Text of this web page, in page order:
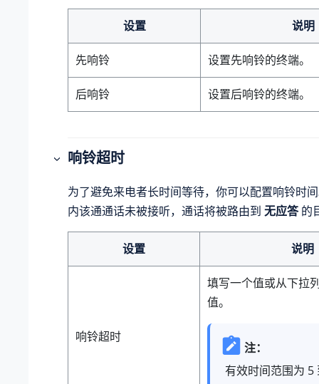
设置 说明
先响铃 设置先响铃的终端。
后响铃 设置后响铃的终端。
响铃超时
为了避免来电者长时间等待，你可以配置响铃时
内该通通话未被接听，通话将被路由到 无应答的
设置 说明
响铃超时
填写一个值或从下拉
值。
注：
有效时间范围为 5